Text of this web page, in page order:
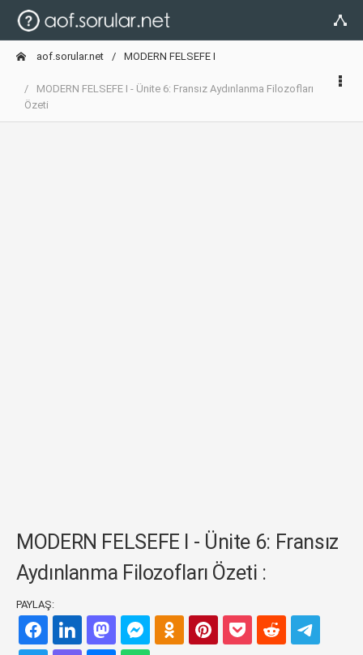
aof.sorular.net MODERN FELSEFE I
MODERN FELSEFE I - Ünite 6: Fransız Aydınlanma Filozofları
Özeti
MODERN FELSEFE I - Ünite 6: Fransız
Aydınlanma Filozofları Özeti :
PAYLAŞ: